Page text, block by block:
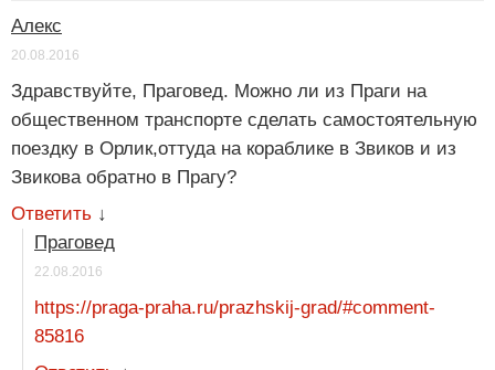
Алекс
20.08.2016
Здравствуйте, Праговед. Можно ли из Праги на
общественном транспорте сделать самостоятельную
поездку в Орлик,оттуда на кораблике в Звиков и из
Звикова обратно в Прагу?
Ответить ↓
Праговед
22.08.2016
https://praga-praha.ru/prazhskij-grad/#comment-
85816